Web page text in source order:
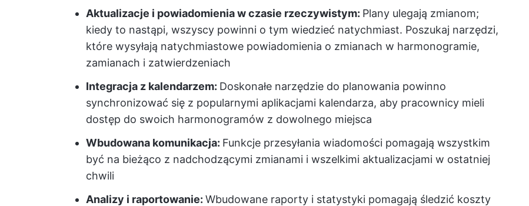
Aktualizacje i powiadomienia w czasie rzeczywistym: Plany ulegają zmianom;
kiedy to nastąpi, wszyscy powinni o tym wiedzieć natychmiast. Poszukaj narzędzi,
które wysyłają natychmiastowe powiadomienia o zmianach w harmonogramie,
zamianach i zatwierdzeniach
Integracja z kalendarzem: Doskonałe narzędzie do planowania powinno
synchronizować się z popularnymi aplikacjami kalendarza, aby pracownicy mieli
dostęp do swoich harmonogramów z dowolnego miejsca
Wbudowana komunikacja: Funkcje przesyłania wiadomości pomagają wszystkim
być na bieżąco z nadchodzącymi zmianami i wszelkimi aktualizacjami w ostatniej
chwili
Analizy i raportowanie: Wbudowane raporty i statystyki pomagają śledzić koszty